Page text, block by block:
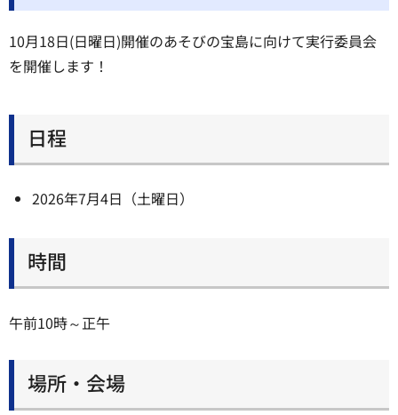
10月18日(日曜日)開催のあそびの宝島に向けて実行委員会
を開催します！
日程
2026年7月4日（土曜日）
時間
午前10時～正午
場所・会場